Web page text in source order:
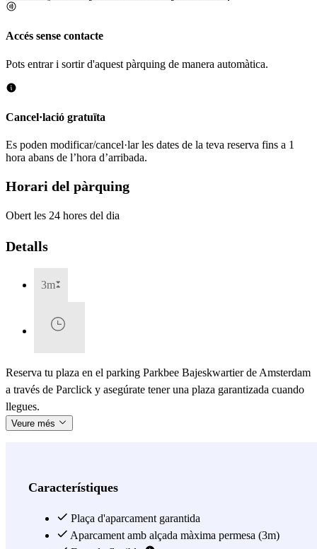
Accés sense contacte
Pots entrar i sortir d'aquest pàrquing de manera automàtica.
Cancel·lació gratuïta
Es poden modificar/cancel·lar les dates de la teva reserva fins a 1
hora abans de l’hora d’arribada.
Horari del pàrquing
Obert les 24 hores del dia
Detalls
3m
Reserva tu plaza en el parking Parkbee Bajeskwartier de Amsterdam
a través de Parclick y asegúrate tener una plaza garantizada cuando
llegues.
Veure més
Característiques
Plaça d'aparcament garantida
Aparcament amb alçada màxima permesa (3m)